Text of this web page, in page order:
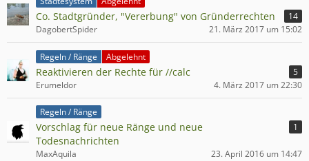
Co. Stadtgründer, "Vererbung" von Gründerrechten
14
DagobertSpider
21. März 2017 um 15:02
Regeln / Ränge Abgelehnt
Reaktivieren der Rechte für //calc
5
Erumeldor
4. März 2017 um 22:30
Regeln / Ränge
Vorschlag für neue Ränge und neue
Todesnachrichten
1
MaxAquila 23. April 2016 um 14:47